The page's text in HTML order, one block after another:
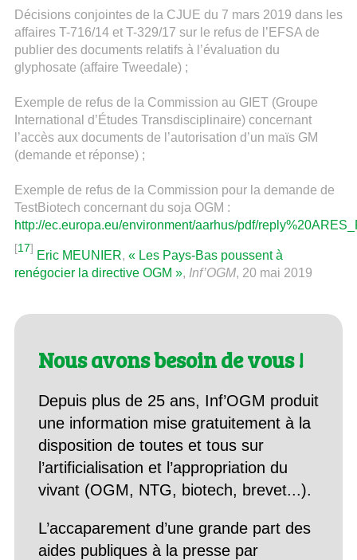
Décisions conjointes de la CJUE du 7 mars 2019 dans les
affaires T-716/14 et T-329/17 sur le refus de l’EFSA de
publier des documents relatifs à l’évaluation du
glyphosate (affaire Tweedale) ;
Exemple de refus de la Commission au GIET (Groupe
International d’Études Transdisciplinaire) concernant
l’accès aux documents de l’autorisation d’un maïs GM
(demande et réponse) ;
Exemple de refus de la Commission pour la demande de
TestBiotech concernant du soja OGM :
http://ec.europa.eu/environment/aarhus/pdf/
[17]
Eric MEUNIER, « Les Pays-Bas poussent à
renégocier la directive OGM », Inf’OGM, 20 mai 2019
Nous avons besoin de vous !
Depuis plus de 25 ans, Inf’OGM produit
une information mise gratuitement à la
disposition de toutes et tous sur
l’artificialisation et l’appropriation du
vivant (OGM, NTG, biotech, brevet...).
L’accaparement d’une grande part des
aides publiques à la presse par